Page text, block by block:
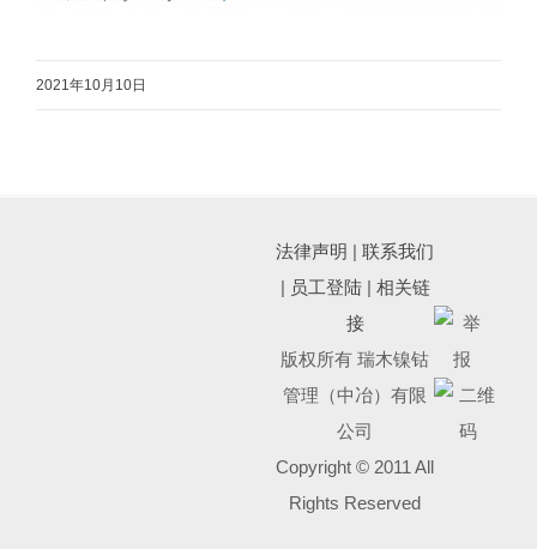
2021年10月10日
法律声明 |联系我们
| 员工登陆| 相关链
接
版权所有 瑞木镍钴
管理（中冶）有限
公司
Copyright © 2011 All
Rights Reserved